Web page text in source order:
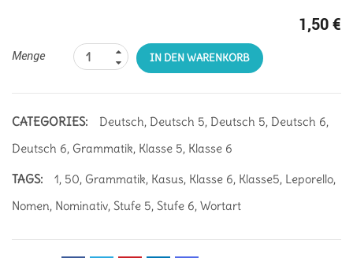
1,50€
Menge IN DEN WARENKORB
CATEGORIES: Deutsch, Deutsch 5, Deutsch 5, Deutsch 6,
Deutsch 6, Grammatik, Klasse 5, Klasse 6
TAGS: 1, 50, Grammatik, Kasus, Klasse 6, Klasse5, Leporello,
Nomen, Nominativ, Stufe 5, Stufe 6, Wortart